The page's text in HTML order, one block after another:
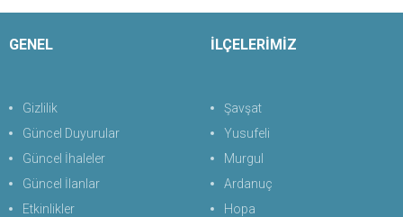
GENEL
Gizlilik
Güncel Duyurular
Güncel İhaleler
Güncel İlanlar
Etkinlikler
İLÇELERİMİZ
Şavşat
Yusufeli
Murgul
Ardanuç
Hopa